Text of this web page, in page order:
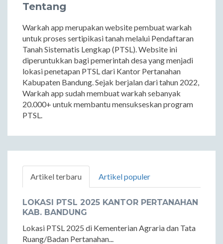
Tentang
Warkah app merupakan website pembuat warkah
untuk proses sertipikasi tanah melalui Pendaftaran
Tanah Sistematis Lengkap (PTSL). Website ini
diperuntukkan bagi pemerintah desa yang menjadi
lokasi penetapan PTSL dari Kantor Pertanahan
Kabupaten Bandung. Sejak berjalan dari tahun 2022,
Warkah app sudah membuat warkah sebanyak
20.000+ untuk membantu mensukseskan program
PTSL.
Artikel terbaru Artikel populer
LOKASI PTSL 2025 KANTOR PERTANAHAN
KAB. BANDUNG
Lokasi PTSL 2025 di Kementerian Agraria dan Tata
Ruang/Badan Pertanahan...